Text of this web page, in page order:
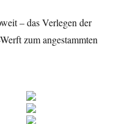
– das Verlegen der
zum angestammten